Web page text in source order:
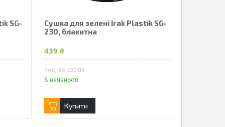
SG-
Сушка для зелені Irak Plastik SG-
230, блакитна
439 ₴
SG-230-03
В наявності
Купити